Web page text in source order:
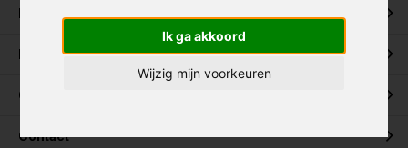
Ik ga akkoord
Wijzig mijn voorkeuren
Klantenservice
Mijn account
Categorieën
Contact